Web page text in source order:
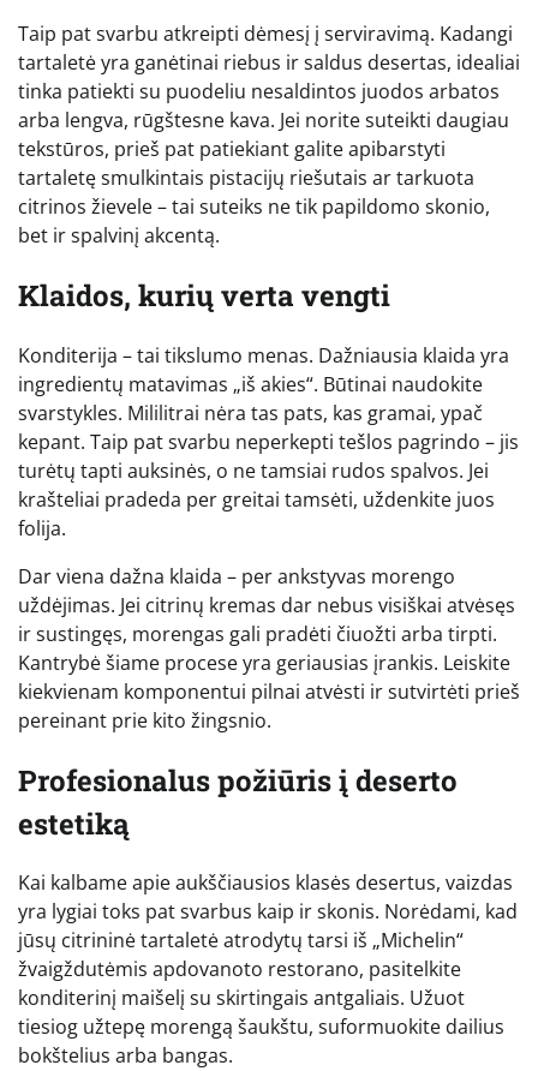
Taip pat svarbu atkreipti dėmesį į serviravimą. Kadangi
tartaletė yra ganėtinai riebus ir saldus desertas, idealiai
tinka patiekti su puodeliu nesaldintos juodos arbatos
arba lengva, rūgštesne kava. Jei norite suteikti daugiau
tekstūros, prieš pat patiekiant galite apibarstyti
tartaletę smulkintais pistacijų riešutais ar tarkuota
citrinos žievele – tai suteiks ne tik papildomo skonio,
bet ir spalvinį akcentą.
Klaidos, kurių verta vengti
Konditerija – tai tikslumo menas. Dažniausia klaida yra
ingredientų matavimas „iš akies“. Būtinai naudokite
svarstykles. Mililitrai nėra tas pats, kas gramai, ypač
kepant. Taip pat svarbu neperkepti tešlos pagrindo – jis
turėtų tapti auksinės, o ne tamsiai rudos spalvos. Jei
krašteliai pradeda per greitai tamsėti, uždenkite juos
folija.
Dar viena dažna klaida – per ankstyvas morengo
uždėjimas. Jei citrinų kremas dar nebus visiškai atvėsęs
ir sustingęs, morengas gali pradėti čiuožti arba tirpti.
Kantrybė šiame procese yra geriausias įrankis. Leiskite
kiekvienam komponentui pilnai atvėsti ir sutvirtėti prieš
pereinant prie kito žingsnio.
Profesionalus požiūris į deserto
estetiką
Kai kalbame apie aukščiausios klasės desertus, vaizdas
yra lygiai toks pat svarbus kaip ir skonis. Norėdami, kad
jūsų citrininė tartaletė atrodytų tarsi iš „Michelin“
žvaigždutėmis apdovanoto restorano, pasitelkite
konditerinį maišelį su skirtingais antgaliais. Užuot
tiesiog užtepę morengą šaukštu, suformuokite dailius
bokštelius arba bangas.